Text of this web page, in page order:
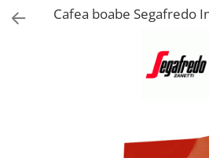
Capsule CafeaCafea boabe Segafredo